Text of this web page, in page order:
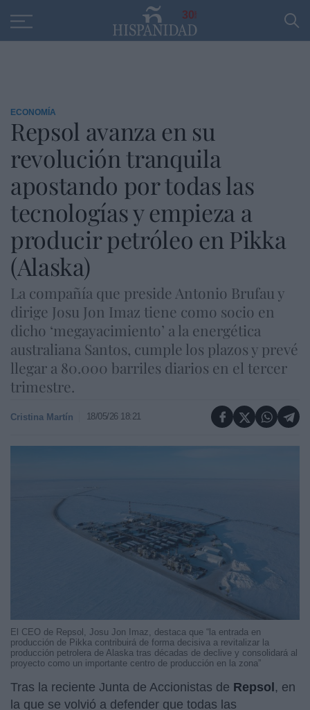
30
ECONOMÍA
Repsol avanza en su
revolución tranquila
apostando por todas las
tecnologías y empieza a
producir petróleo en Pikka
(Alaska)
La compañía que preside Antonio Brufau y
dirige Josu Jon Imaz tiene como socio en
dicho ‘megayacimiento’ a la energética
australiana Santos, cumple los plazos y prevé
llegar a 80.000 barriles diarios en el tercer
trimestre.
Cristina Martín 18/05/26 18:21
El CEO de Repsol, Josu Jon Imaz, destaca que “la entrada en
producción de Pikka contribuirá de forma decisiva a revitalizar la
producción petrolera de Alaska tras décadas de declive y consolidará al
proyecto como un importante centro de producción en la zona”
Tras la reciente Junta de Accionistas de Repsol, en
la que se volvió a defender que todas las